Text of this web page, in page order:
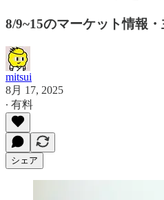
8/9~15のマーケット情報
mitsui
8月 17, 2025
∙ 有料
シェア